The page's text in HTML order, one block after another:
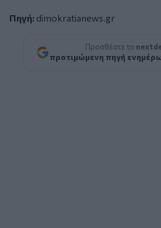
Πηγή: dimokratianews.gr
Προσθέστε το
προτιμώμενη πηγή